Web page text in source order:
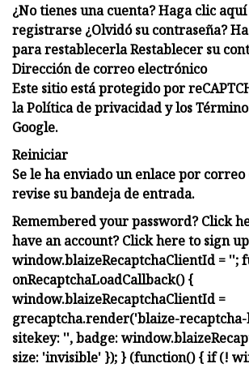
¿No tienes una cuenta? Haga clic
registrarse ¿Olvidó su contraseña?
para restablecerla Restablecer su
Dirección de correo electrónico
Este sitio está protegido por
la Política de privacidad y los
Google.
Reiniciar
Se le ha enviado un enlace por
revise su bandeja de entrada.
Remembered your password? Click here to login Don't have an account? Click here to sign up window.blaizeRecaptchaClientId = ''; function onRecaptchaLoadCallback() { window.blaizeRecaptchaClientId = grecaptcha.render('blaize-recaptcha-badge', { sitekey: '', badge: window.blaizeRecaptchaPosition, size: 'invisible' }); } (function() { if (! window.Blaize) { window.Blaize = { formPreProcessors: {}, formPostProcessors: {}, registerFormPreProcessor: function(formSlug, processor) { if (! window.Blaize.formPreProcessors[formSlug]) window.Blaize.formPreProcessors[formSlug] = []; if (typeof processor === "function") { window.Blaize.formPreProcessors[formSlug].push(processor); } }, registerFormPostProcessor: function(formSlug, processor) { if (! window.Blaize.formPostProcessors[formSlug]) window.Blaize.formPostProcessors[formSlug] = []; if (typeof processor === "function") { window.Blaize.formPostProcessors[formSlug].push(processor); } }, preProcessFormData: function(formSlug, formData) { if (window.Blaize.formPreProcessors[formSlug] || window.Blaize.formPreProcessors['*']) { var processors = []; if (window.Blaize.formPreProcessors['*']) { window.Blaize.formPreProcessors['*'].forEach(function(processor) { processors.push(processor); }); } if (window.Blaize.formPreProcessors[formSlug]) { window.Blaize.formPreProcessors[formSlug].forEach(function(processor) { processors.push(processor); }); } processors.forEach(function(processor) { processedFormData = processor(formData); if (processedFormData != undefined) { formData = processedFormData; } }); } return formData; }, postProcessFormData: function(formSlug, formData, response) { if (window.Blaize.formPostProcessors[formSlug] || window.Blaize.formPostProcessors['*']) { var processors = []; if (window.Blaize.formPostProcessors['*']) { window.Blaize.formPostProcessors['*'].forEach(function(processor) { processors.push(processor); }); } if (window.Blaize.formPostProcessors[formSlug]) { window.Blaize.formPostProcessors[formSlug].forEach(function(processor) { processors.push(processor); }); } processors.forEach(function(processor) { processor(formData, response); }); } } } } var section = document.getElementById("form-M-LDrZkQ"); var formRegister = section.querySelector('.blaize-form-register'); var formLogin = section.querySelector('.blaize-form-login'); var registerSsiError = formRegister.querySelector('.blaize-ssi-error'); var registerError = formRegister.querySelector('.blaize-error'); var registerSuccess = formRegister.querySelector('.blaize-success'); var loginError = formLogin.querySelector('.blaize-error'); var loginSuccess = formLogin.querySelector('.blaize-success'); var identifiersFieldset = formRegister.querySelector('.blaize-identifiers'); var validatorsFieldset = formRegister.querySelector('.blaize-validators'); var formResetPassword = section.querySelector('.blaize-form-reset-password'); var passwordResetError = formResetPassword.querySelector('.blaize-error'); var passwordResetSuccess = formResetPassword.querySelector('.blaize-success'); section.querySelector('.blaize-to-login a').onclick = function(event) { event.preventDefault(); formRegister.style.display = 'none'; formResetPassword.style.display = 'none'; formLogin.style.display = 'block'; }; section.querySelector('.blaize-to-register a').onclick = function(event) { event.preventDefault(); formLogin.style.display = 'none'; formResetPassword.style.display = 'none'; formRegister.style.display = 'block'; }; section.querySelector('.blaize-to-reset-password a').onclick = function(event) { event.preventDefault(); formLogin.style.display = 'none'; formRegister.style.display = 'none'; formResetPassword.style.display = 'block'; }; section.querySelector('.blaize-reset-to-login a').onclick = function(event) { event.preventDefault(); formRegister.style.display = 'none'; formResetPassword.style.display = 'none'; formLogin.style.display = 'block'; }; section.querySelector('.blaize-reset-to-register a').onclick = function(event) { event.preventDefault(); formLogin.style.display = 'none'; formResetPassword.style.display = 'none'; formRegister.style.display = 'block'; }; var blaizeRequest = function({ url, action, data, callback, method = 'POST' }) { var xhr = new(XMLHttpRequest || ActiveXObject)('MSXML2.XMLHTTP.3.0'); xhr.open(method, url, true); xhr.setRequestHeader('Content-type', 'application/json'); xhr.setRequestHeader('Accept', 'application/json'); xhr.onreadystatechange = function() { if (xhr.readyState === 4) { var response;